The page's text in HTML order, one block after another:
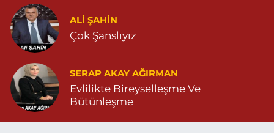
ALI ŞAHİN
Çok Şanslıyız
SERAP AKAY AĞIRMAN
Evlilikte Bireyselleşme Ve
Bütünleşme